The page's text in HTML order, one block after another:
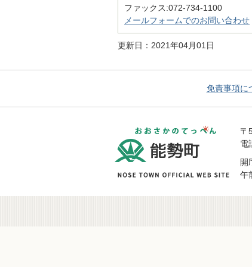
ファックス:072-734-1100
メールフォームでのお問い合わせ
更新日：2021年04月01日
免責事項に
〒
電
開
午